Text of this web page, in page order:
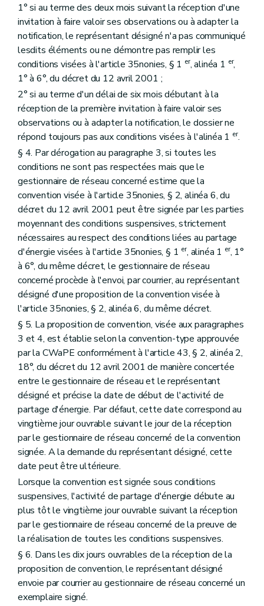
1° si au terme des deux mois suivant la réception d'une
invitation à faire valoir ses observations ou à adapter la
notification, le représentant désigné n'a pas communiqué
lesdits éléments ou ne démontre pas remplir les
conditions visées à l'article 35nonies, § 1 er, alinéa 1 er,
1° à 6°, du décret du 12 avril 2001 ;
2° si au terme d'un délai de six mois débutant à la
réception de la première invitation à faire valoir ses
observations ou à adapter la notification, le dossier ne
répond toujours pas aux conditions visées à l'alinéa 1 er.
§ 4. Par dérogation au paragraphe 3, si toutes les
conditions ne sont pas respectées mais que le
gestionnaire de réseau concerné estime que la
convention visée à l'article 35nonies, § 2, alinéa 6, du
décret du 12 avril 2001 peut être signée par les parties
moyennant des conditions suspensives, strictement
nécessaires au respect des conditions liées au partage
d'énergie visées à l'article 35nonies, § 1 er, alinéa 1 er, 1°
à 6°, du même décret, le gestionnaire de réseau
concerné procède à l'envoi, par courrier, au représentant
désigné d'une proposition de la convention visée à
l'article 35nonies, § 2, alinéa 6, du même décret.
§ 5. La proposition de convention, visée aux paragraphes
3 et 4, est établie selon la convention-type approuvée
par la CWaPE conformément à l'article 43, § 2, alinéa 2,
18°, du décret du 12 avril 2001 de manière concertée
entre le gestionnaire de réseau et le représentant
désigné et précise la date de début de l'activité de
partage d'énergie. Par défaut, cette date correspond au
vingtième jour ouvrable suivant le jour de la réception
par le gestionnaire de réseau concerné de la convention
signée. A la demande du représentant désigné, cette
date peut être ultérieure.
Lorsque la convention est signée sous conditions
suspensives, l'activité de partage d'énergie débute au
plus tôt le vingtième jour ouvrable suivant la réception
par le gestionnaire de réseau concerné de la preuve de
la réalisation de toutes les conditions suspensives.
§ 6. Dans les dix jours ouvrables de la réception de la
proposition de convention, le représentant désigné
envoie par courrier au gestionnaire de réseau concerné un
exemplaire signé.